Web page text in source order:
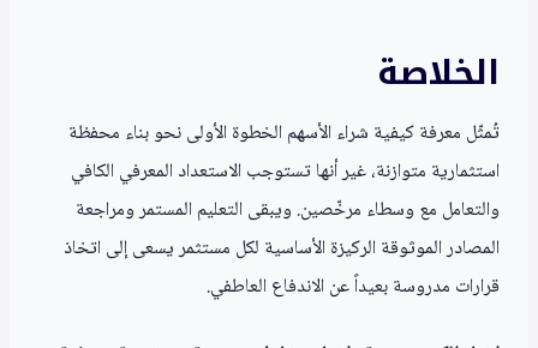
الخلاصة
تُمثّل معرفة كيفية شراء الأسهم الخطوة الأولى نحو بناء محفظة
استثمارية متوازنة، غير أنها تستوجب الاستعداد المعرفي الكافي
والتعامل مع وسطاء مرخّصين. ويبقى التعليم المستمر ومراجعة
المصادر الموثوقة الركيزة الأساسية لكل مستثمر يسعى إلى اتخاذ
قرارات مدروسة بعيداً عن الاندفاع العاطفي.